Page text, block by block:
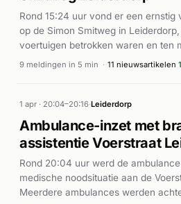
Rond 15:24 uur vond er een ernstig
op de Simon Smitweg in
voertuigen betrokken waren en ten
water terechtkwam. Politie,
De brandweer ontplooide een
ambulances werden ingezet voor
aan de nabijgelegen Persant
ambulance opgeroepen, mogelijk in
incident. Een politieauto liep bij het
schade op.
9 meldingen in 5 min · 11 nieuwsartikelen
1 apr · 20:04–20:16·Leiderdorp
Ambulance-inzet met
assistentie Voerstraat
Rond 20:04 uur werd de
medische noodsituatie aan de
Meerdere ambulances werden